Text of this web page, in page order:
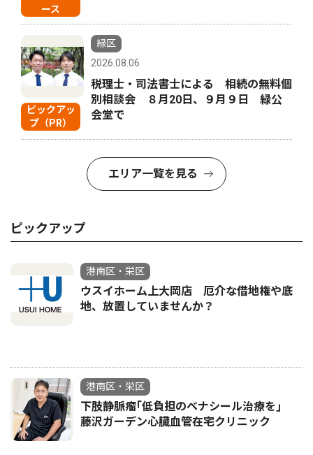
ース
ピックアッ
プ（PR）
緑区
2026.08.06
税理士・司法書士による 相続の無料個
別相談会 ８月20日、９月９日 緑公
会堂で
エリア一覧を見る
ピックアップ
港南区・栄区
ウスイホーム上大岡店 厄介な借地権や底
地、放置していませんか？
港南区・栄区
下肢静脈瘤｢低負担のベナシール治療を｣
藤沢ガーデン心臓血管在宅クリニック